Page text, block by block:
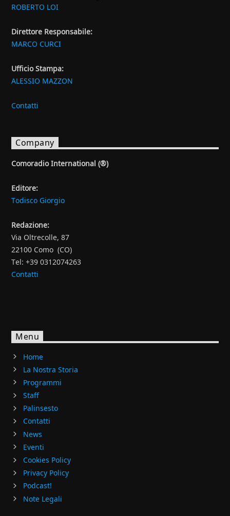
ROBERTO LOI
Direttore Responsabile:
MARCO CURCI
Ufficio Stampa:
ALESSIO MAZZON
Contatti
Company
Comoradio International (®)
Editore:
Todisco Giorgio
Redazione:
Via Oltrecolle, 87
22100 Como (CO)
Tel: +39 0312074263
Contatti
Menu
Home
La Nostra Storia
Programmi
Staff
Palinsesto
Contatti
News
Eventi
Cookies Policy
Privacy Policy
Podcast!
Note Legali